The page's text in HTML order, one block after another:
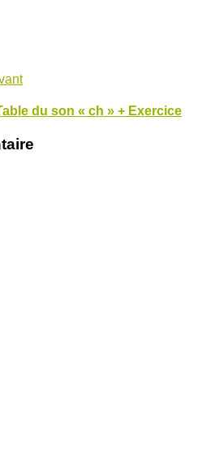
du son « ch » + Exercice